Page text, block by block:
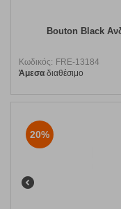
Bouton Black
Κωδικός: FRE-13184
Άμεσα διαθέσιμο
20%